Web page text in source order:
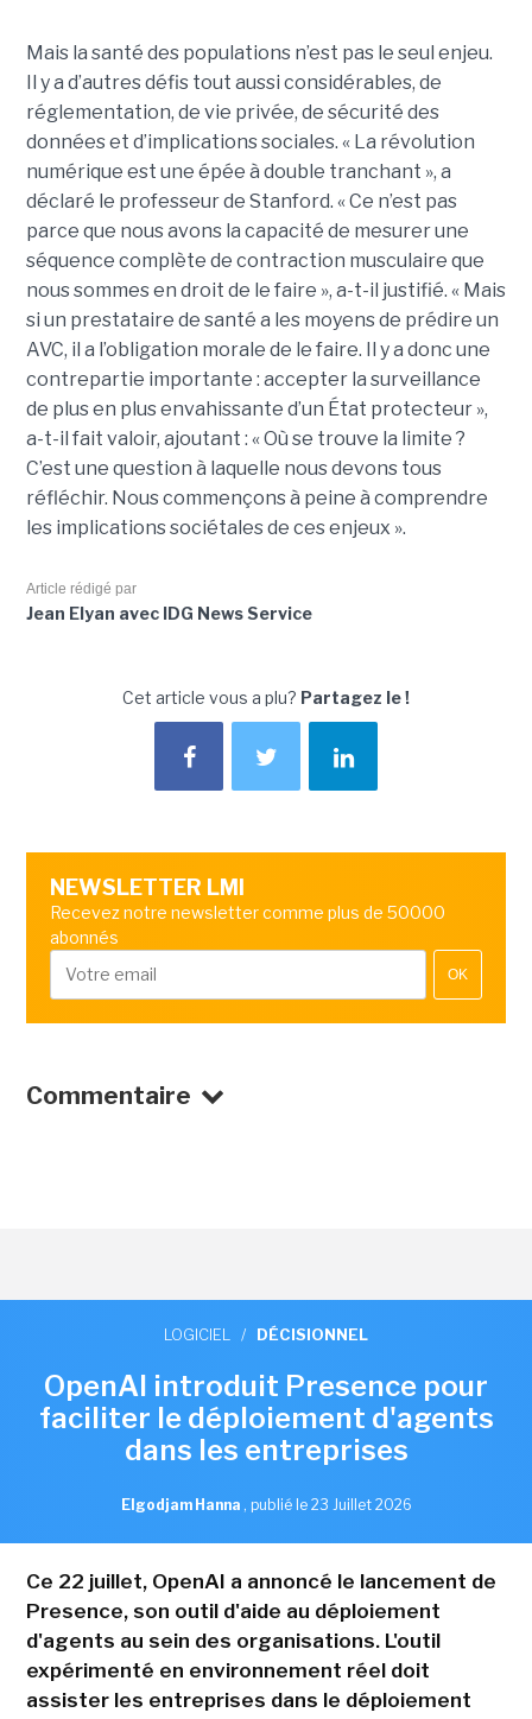
Mais la santé des populations n’est pas le seul enjeu.
Il y a d’autres défis tout aussi considérables, de
réglementation, de vie privée, de sécurité des
données et d’implications sociales. « La révolution
numérique est une épée à double tranchant », a
déclaré le professeur de Stanford. « Ce n’est pas
parce que nous avons la capacité de mesurer une
séquence complète de contraction musculaire que
nous sommes en droit de le faire », a-t-il justifié. « Mais
si un prestataire de santé a les moyens de prédire un
AVC, il a l’obligation morale de le faire. Il y a donc une
contrepartie importante : accepter la surveillance
de plus en plus envahissante d’un État protecteur »,
a-t-il fait valoir, ajoutant : « Où se trouve la limite ?
C’est une question à laquelle nous devons tous
réfléchir. Nous commençons à peine à comprendre
les implications sociétales de ces enjeux ».
Article rédigé par
Jean Elyan avec IDG News Service
Cet article vous a plu? Partagez le !
NEWSLETTER LMI
Recevez notre newsletter comme plus de 50000
abonnés
OK
Commentaire
LOGICIEL / DÉCISIONNEL
OpenAI introduit Presence pour
faciliter le déploiement d'agents
dans les entreprises
Elgodjam Hanna , publié le 23 Juillet 2026
Ce 22 juillet, OpenAI a annoncé le lancement de
Presence, son outil d'aide au déploiement
d'agents au sein des organisations. L'outil
expérimenté en environnement réel doit
assister les entreprises dans le déploiement